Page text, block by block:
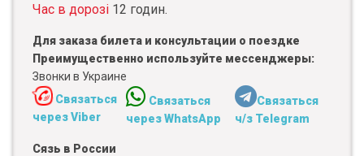
Час в дорозі 12 годин.
Для заказа билета и консультации о поездке
Преимущественно используйте мессенджеры:
Звонки в Украине
Связаться
через Viber
Связаться
через WhatsApp
Связаться
ч/з Telegram
Сязь в России